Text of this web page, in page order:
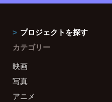
プロジェクトを探す
カテゴリー
映画
写真
アニメ